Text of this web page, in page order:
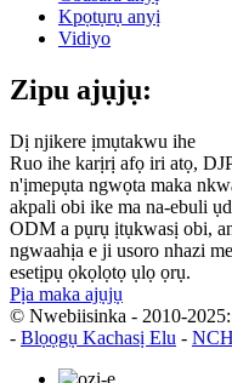
Kpọtụrụ anyị
Vidiyo
Zipu ajụjụ:
Dị njikere ịmụtakwu ihe
Ruo ihe karịrị afọ iri atọ,
n'ịmepụta ngwọta maka
akpali obi ike ma na-ebuli
ODM a pụrụ ịtụkwasị obi,
ngwaahịa e ji usoro nhazi
esetịpụ ọkọlọtọ ụlọ ọrụ.
Pịa maka ajụjụ
© Nwebiisinka - 2010-
- Blọọgụ Kachasị Elu -